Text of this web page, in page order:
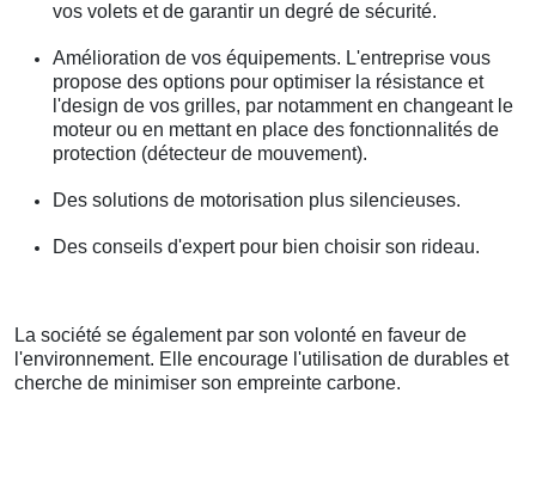
vos volets et de garantir un degré de sécurité.
Amélioration de vos équipements. L'entreprise vous
propose des options pour optimiser la résistance et
l'design de vos grilles, par notamment en changeant le
moteur ou en mettant en place des fonctionnalités de
protection (détecteur de mouvement).
Des solutions de motorisation plus silencieuses.
Des conseils d'expert pour bien choisir son rideau.
La société se également par son volonté en faveur de
l'environnement. Elle encourage l'utilisation de durables et
cherche de minimiser son empreinte carbone.